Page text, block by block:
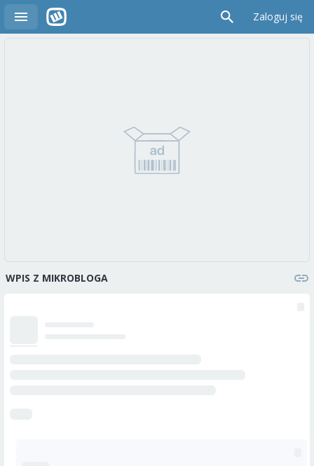
Zaloguj się
WPIS Z MIKROBLOGA